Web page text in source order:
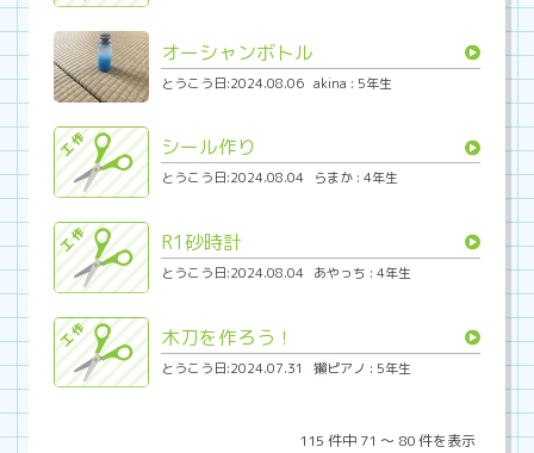
オーシャンボトル
とうこう日:2024.08.06 akina : 5年生
シール作り
とうこう日:2024.08.04 らまか : 4年生
R1砂時計
とうこう日:2024.08.04 あやっち : 4年生
木刀を作ろう！
とうこう日:2024.07.31 獺ピアノ : 5年生
115 件中 71 〜 80 件を表示